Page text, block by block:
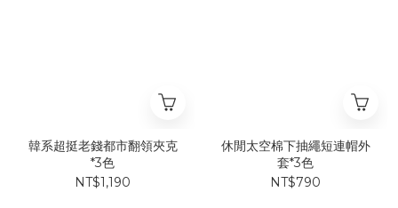
韓系超挺老錢都市翻領夾克
*3色
NT$1,190
休閒太空棉下抽繩短連帽外
套*3色
NT$790